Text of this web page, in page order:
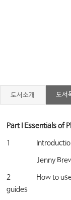
도서소개 도서
Part I Essentials of
1 Introduction
Jenny
2 How to use
guides